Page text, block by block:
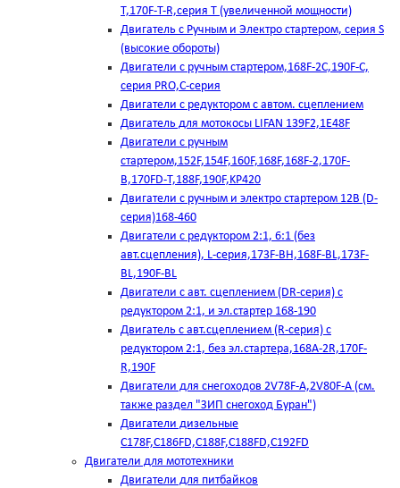
T,170F-T-R,серия Т (увеличенной мощности)
Двигатель с Ручным и Электро стартером, серия S
(высокие обороты)
Двигатели с ручным стартером,168F-2C,190F-C,
серия PRO,C-серия
Двигатели с редуктором с автом. сцеплением
Двигатель для мотокосы LIFAN 139F2,1E48F
Двигатели с ручным
стартером,152F,154F,160F,168F,168F-2,170F-
B,170FD-T,188F,190F,KP420
Двигатели с ручным и электро стартером 12В (D-
серия)168-460
Двигатели с редуктором 2:1, 6:1 (без
авт.сцепления), L-серия,173F-BH,168F-BL,173F-
BL,190F-BL
Двигатели с авт. сцеплением (DR-серия) с
редуктором 2:1, и эл.стартер 168-190
Двигатель с авт.сцеплением (R-серия) с
редуктором 2:1, без эл.стартера,168А-2R,170F-
R,190F
Двигатели для снегоходов 2V78F-A,2V80F-A (см.
также раздел "ЗИП снегоход Буран")
Двигатели дизельные
C178F,С186FD,C188F,C188FD,C192FD
Двигатели для мототехники
Двигатели для питбайков